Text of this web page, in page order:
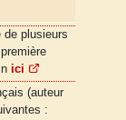
plusieurs
ici
(auteur
: